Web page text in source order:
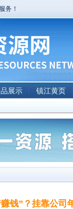
务！
展示 镇江黄页
钱”？挂靠公司